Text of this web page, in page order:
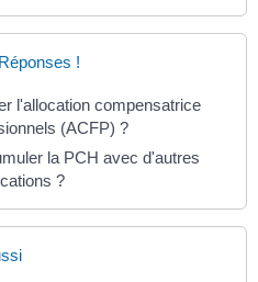
!
l'allocation compensatrice
(ACFP) ?
la PCH avec d'autres
?